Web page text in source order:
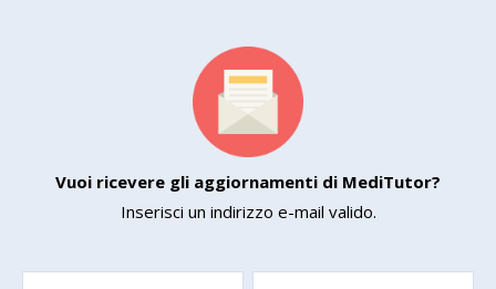
Vuoi ricevere gli aggiornamenti di MediTutor?
Inserisci un indirizzo e-mail valido.